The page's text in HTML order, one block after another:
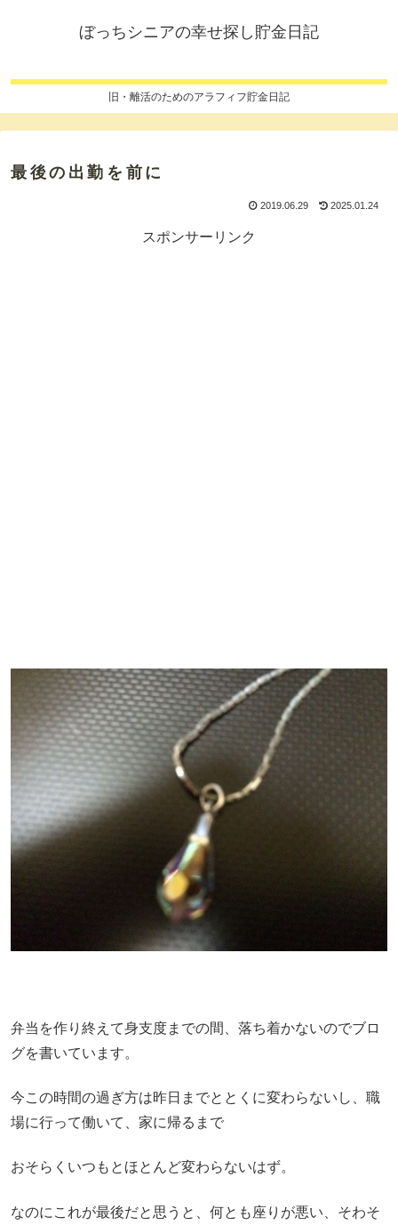
ぼっちシニアの幸せ探し貯金日記
旧・離活のためのアラフィフ貯金日記
最後の出勤を前に
2019.06.29 2025.01.24
スポンサーリンク
弁当を作り終えて身支度までの間、落ち着かないのでブロ
グを書いています。
今この時間の過ぎ方は昨日までととくに変わらないし、職
場に行って働いて、家に帰るまで
おそらくいつもとほとんど変わらないはず。
なのにこれが最後だと思うと、何とも座りが悪い、そわそ